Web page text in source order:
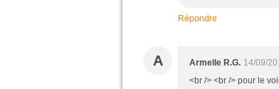
Répondre
A Armelle R.G. 14/09/
<br /> <br /> pour le